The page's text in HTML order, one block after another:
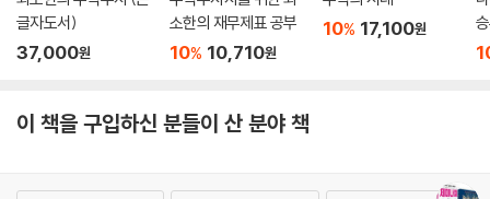
글자도서)
37,000원
소한의 재무제표 공부
10% 10,710원
10% 17,100원
이 책을 구입하신 분들이 산 분야 책